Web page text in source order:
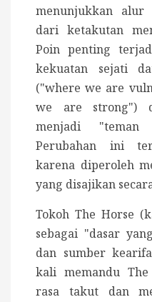
menunjukkan
dari ketakutan
Poin penting
kekuatan sejati
("where we are
we are strong")
menjadi
Perubahan ini
karena diperoleh
yang disajikan
Tokoh The Horse
sebagai "dasar
dan sumber
kali memandu
rasa takut dan